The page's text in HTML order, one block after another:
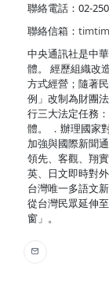
聯絡電話：02-
聯絡信箱：
中央通訊社是中
體。 經歷組織改
方式經營；隨著
例」改制為財團
行三大法定任務
體。 ．辦理國家
加強與國際新聞
領先、客觀、翔
英、日文即時對
台灣唯一多語文
從台灣民眾延伸
窗」。